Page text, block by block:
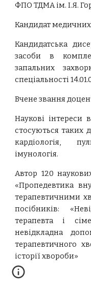
ФПО ТДМА ім. І.Я.
Кандидат медичних
Кандидатська
засоби в
запальних
спеціальності
Вчене звання
Наукові інтереси
стосуються таких
кардіологія,
імунологія.
Автор 120
«Пропедевтика
терапевтичними
посібників:
терапевта і
невідкладна
терапевтичного
історії хвороби»